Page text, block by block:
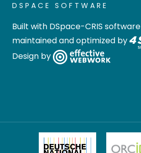
DSPACE SOFTWARE
Built with DSpace-CRIS software
maintained and optimized by
Design by